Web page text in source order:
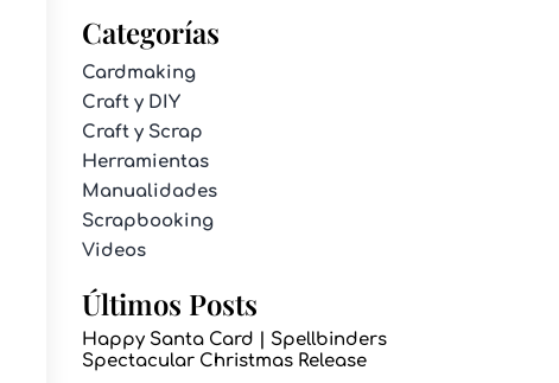
Categorías
Cardmaking
Craft y DIY
Craft y Scrap
Herramientas
Manualidades
Scrapbooking
Videos
Últimos Posts
Happy Santa Card | Spellbinders
Spectacular Christmas Release